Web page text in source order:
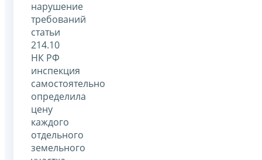
нарушение
требований
статьи
214.10
НК РФ
инспекция
самостоятельно
определила
цену
каждого
отдельного
земельного